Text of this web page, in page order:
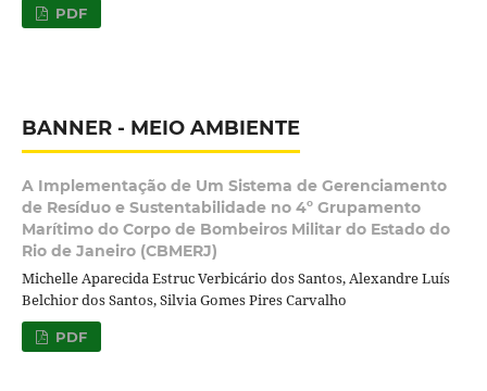
PDF
BANNER - MEIO AMBIENTE
A Implementação de Um Sistema de Gerenciamento
de Resíduo e Sustentabilidade no 4º Grupamento
Marítimo do Corpo de Bombeiros Militar do Estado do
Rio de Janeiro (CBMERJ)
Michelle Aparecida Estruc Verbicário dos Santos, Alexandre Luís
Belchior dos Santos, Silvia Gomes Pires Carvalho
PDF